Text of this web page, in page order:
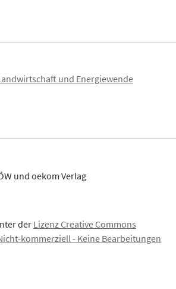
und Energiewende
und oekom Verlag
der Lizenz Creative Commons
kommerziell - Keine Bearbeitungen